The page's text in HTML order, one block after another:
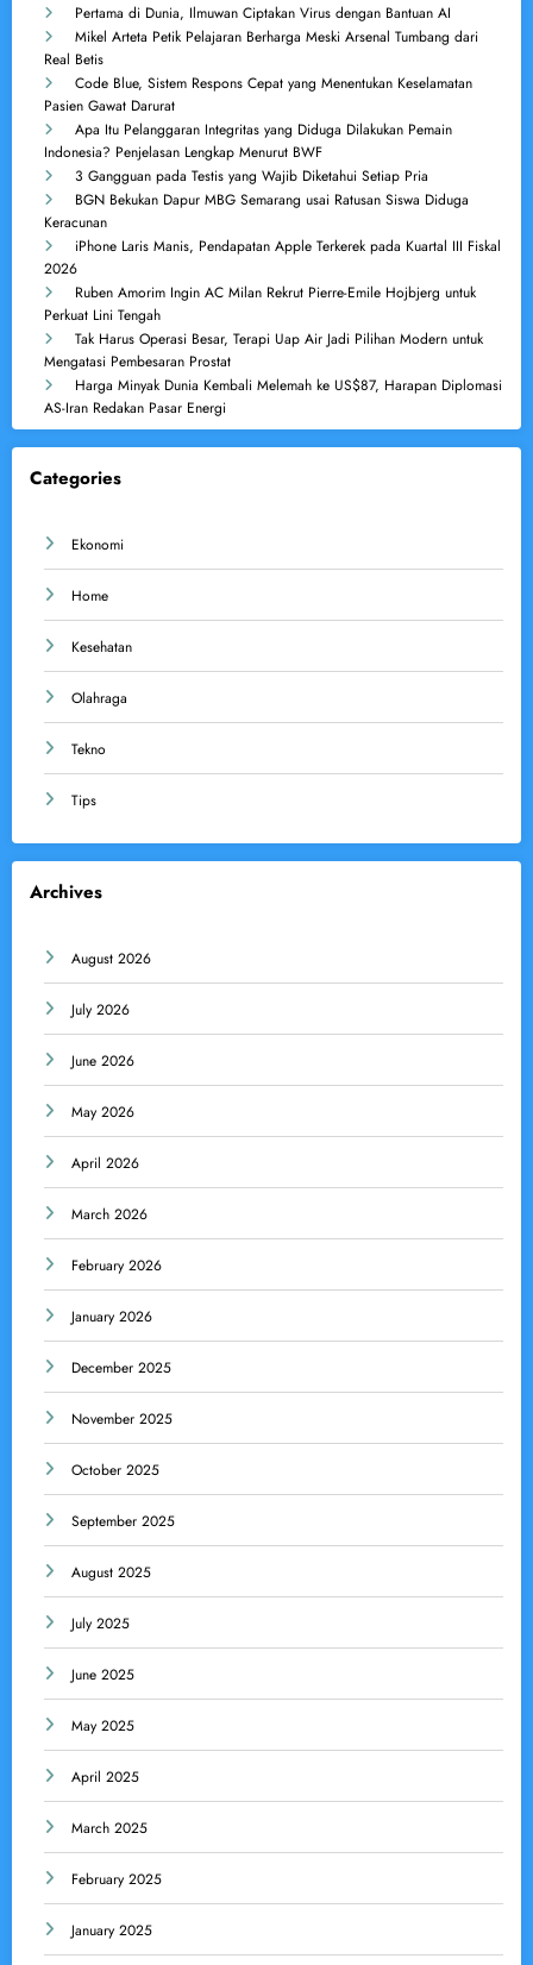
Pertama di Dunia, Ilmuwan Ciptakan Virus dengan Bantuan AI
Mikel Arteta Petik Pelajaran Berharga Meski Arsenal Tumbang dari
Real Betis
Code Blue, Sistem Respons Cepat yang Menentukan Keselamatan
Pasien Gawat Darurat
Apa Itu Pelanggaran Integritas yang Diduga Dilakukan Pemain
Indonesia? Penjelasan Lengkap Menurut BWF
3 Gangguan pada Testis yang Wajib Diketahui Setiap Pria
BGN Bekukan Dapur MBG Semarang usai Ratusan Siswa Diduga
Keracunan
iPhone Laris Manis, Pendapatan Apple Terkerek pada Kuartal III Fiskal
2026
Ruben Amorim Ingin AC Milan Rekrut Pierre-Emile Hojbjerg untuk
Perkuat Lini Tengah
Tak Harus Operasi Besar, Terapi Uap Air Jadi Pilihan Modern untuk
Mengatasi Pembesaran Prostat
Harga Minyak Dunia Kembali Melemah ke US$87, Harapan Diplomasi
AS-Iran Redakan Pasar Energi
Categories
Ekonomi
Home
Kesehatan
Olahraga
Tekno
Tips
Archives
August 2026
July 2026
June 2026
May 2026
April 2026
March 2026
February 2026
January 2026
December 2025
November 2025
October 2025
September 2025
August 2025
July 2025
June 2025
May 2025
April 2025
March 2025
February 2025
January 2025